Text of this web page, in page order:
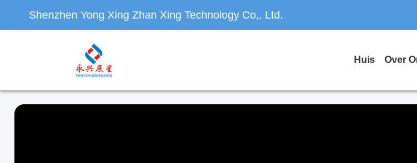
Shenzhen Yong Xing Zhan Xing Technology Co,. Ltd.
Huis Over